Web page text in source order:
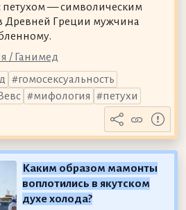
петухом — символическим
Древней Греции мужчина
/ Ганимед
гомосексуальность
мифология петухи
Каким образом мамонты
воплотились в якутском
духе холода?